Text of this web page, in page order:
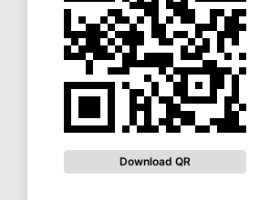
Download QR